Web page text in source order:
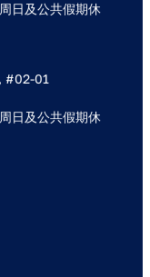
日及公共假期休
#02-01
日及公共假期休